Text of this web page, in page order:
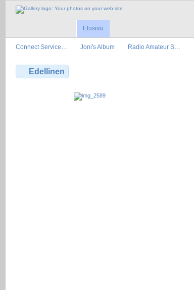
Etusivu
Connect Service… Joni's Album Radio Amateur S…
Edellinen